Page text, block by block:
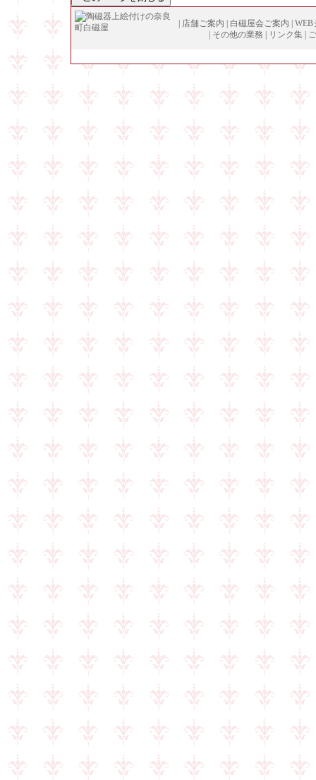
店舗ご案内 白磁屋会ご案内
WEB
その他の業務 リンク集